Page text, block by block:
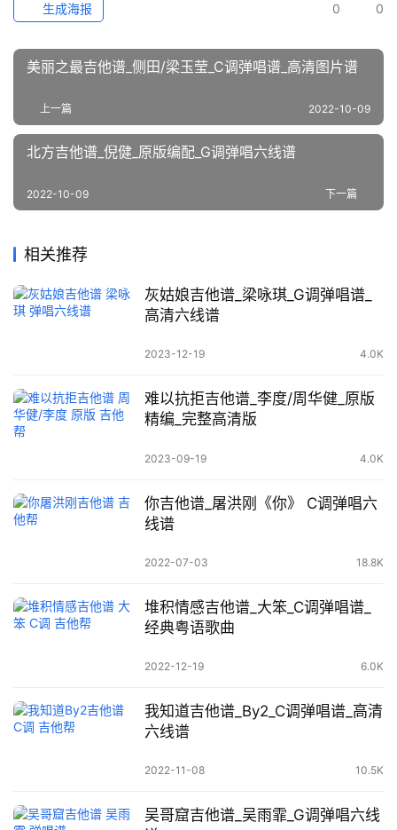
0 0
生成海报
美丽之最吉他谱_侧田/梁玉莹_C调弹唱谱_高清图片谱
上一篇 2022-10-09
北方吉他谱_倪健_原版编配_G调弹唱六线谱
下一篇
2022-10-09
相关推荐
灰姑娘吉他谱_梁咏琪_G调弹唱谱_
高清六线谱
2023-12-19 4.0K
难以抗拒吉他谱_李度/周华健_原版
精编_完整高清版
2023-09-19 4.0K
你吉他谱_屠洪刚《你》 C调弹唱六
线谱
2022-07-03 18.8K
堆积情感吉他谱_大笨_C调弹唱谱_
经典粤语歌曲
2022-12-19 6.0K
我知道吉他谱_By2_C调弹唱谱_高清
六线谱
2022-11-08 10.5K
吴哥窟吉他谱_吴雨霏_G调弹唱六线